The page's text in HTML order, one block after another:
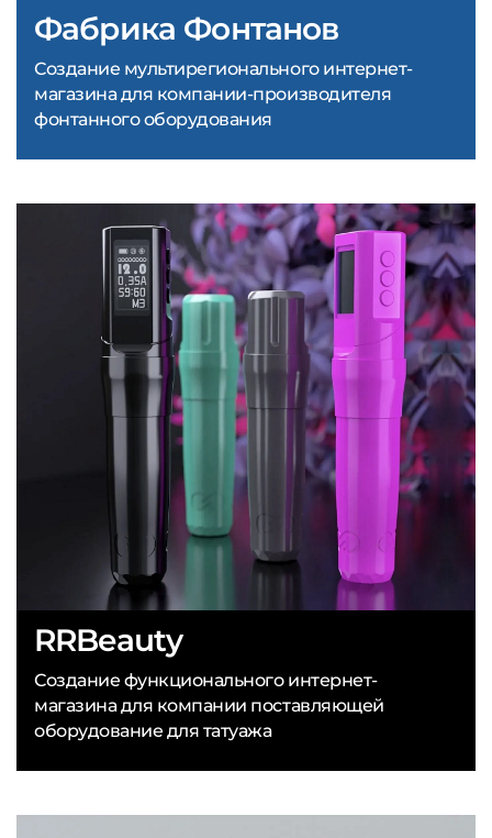
RRBeauty
Создание функционального интернет-
магазина для компании поставляющей
оборудование для татуажа
Фабрика Фонтанов
Создание мультирегионального интернет-
магазина для компании-производителя
фонтанного оборудования